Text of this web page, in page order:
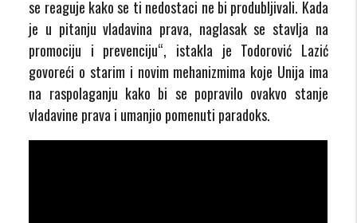
se reaguje kako se ti nedostaci ne bi produbljivali. Kada
je u pitanju vladavina prava, naglasak se stavlja na
promociju i prevenciju“, istakla je Todorović Lazić
govoreći o starim i novim mehanizmima koje Unija ima
na raspolaganju kako bi se popravilo ovakvo stanje
vladavine prava i umanjio pomenuti paradoks.